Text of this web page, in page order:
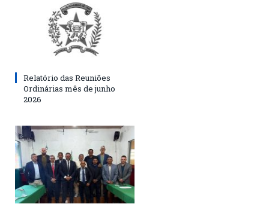
Relatório das Reuniões
Ordinárias mês de junho
2026